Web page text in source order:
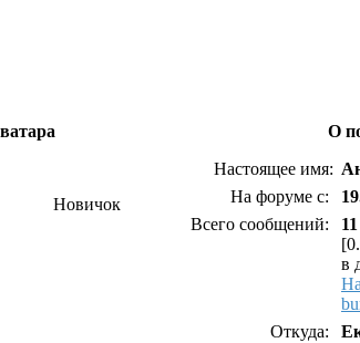
О
Новичок
Настоящее имя:
На форуме с:
Всего сообщений:
11
в
Откуда: